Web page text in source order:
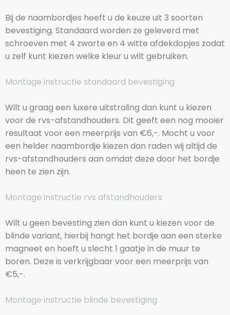
Bij de naambordjes heeft u de keuze uit 3 soorten
bevestiging. Standaard worden ze geleverd met
schroeven met 4 zwarte en 4 witte afdekdopjes zodat
u zelf kunt kiezen welke kleur u wilt gebruiken.
Montage instructie standaard bevestiging
Wilt u graag een luxere uitstraling dan kunt u kiezen
voor de rvs-afstandhouders. Dit geeft een nog mooier
resultaat voor een meerprijs van €6,-. Mocht u voor
een helder naambordje kiezen dan raden wij altijd de
rvs-afstandhouders aan omdat deze door het bordje
heen te zien zijn.
Montage instructie rvs afstandhouders
Wilt u geen bevesting zien dan kunt u kiezen voor de
blinde variant, hierbij hangt het bordje aan een sterke
magneet en hoeft u slecht 1 gaatje in de muur te
boren. Deze is verkrijgbaar voor een meerprijs van
€5,-.
Montage instructie blinde bevestiging